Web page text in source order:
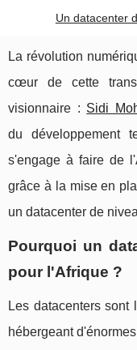
Un datacenter
La révolution
cœur de cette
visionnaire : Sidi
du développement
s'engage à faire de
grâce à la mise en
un datacenter de
Pourquoi un
pour l'Afrique ?
Les datacenters sont
hébergeant